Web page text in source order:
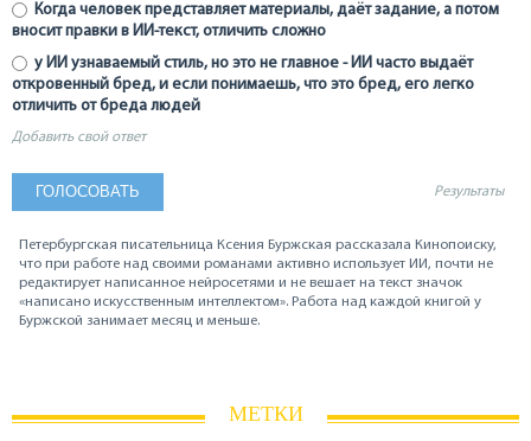
Когда человек представляет материалы, даёт задание, а потом
вносит правки в ИИ-текст, отличить сложно
у ИИ узнаваемый стиль, но это не главное - ИИ часто выдаёт
откровенный бред, и если понимаешь, что это бред, его легко
отличить от бреда людей
Добавить свой ответ
Результаты
Петербургская писательница Ксения Буржская рассказала Кинопоиску,
что при работе над своими романами активно использует ИИ, почти не
редактирует написанное нейросетями и не вешает на текст значок
«написано искусственным интеллектом». Работа над каждой книгой у
Буржской занимает месяц и меньше.
МЕТКИ